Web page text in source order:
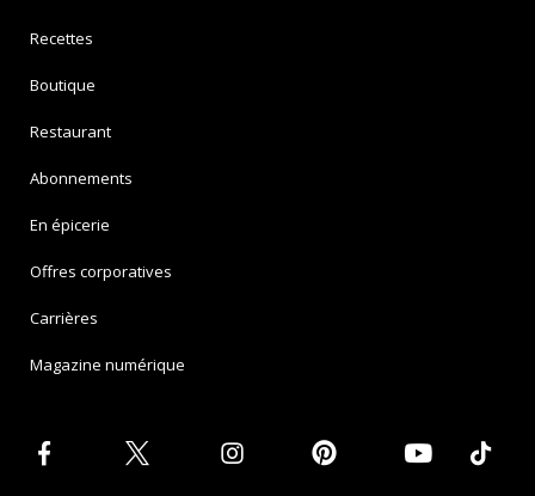
Recettes
Boutique
Restaurant
Abonnements
En épicerie
Offres corporatives
Carrières
Magazine numérique